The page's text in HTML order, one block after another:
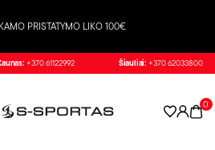
PRISTATYMO LIKO 100€
+370 61122992 Šiauliai: +370 62033800
0